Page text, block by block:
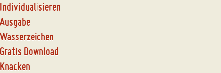
Individualisieren
Ausgabe
Wasserzeichen
Gratis Download
Knacken